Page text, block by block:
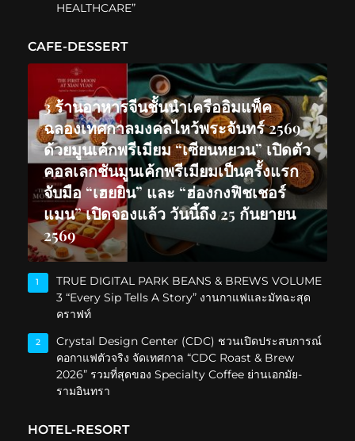
HEALTHCARE”
CAFE-DESSERT
3 ร้านอาหารจีนชั้นนำเครืออิมแพ็ค
ฉลองเทศกาลมงคลไหว้พระจันทร์ 2569
ด้วยมูนเค้กพรีเมียม “เซียนหยวน” เปิดตัว
คอลเลกชันมูนเค้กพรีเมียมเป็นครั้งแรก
จับมือ “เฮยยิน” และ “ฮ่องกงฟิชเชอร์
แมน” เปิดจองแล้ว วันนี้ถึง 25 กันยายน
2569
1
TRUE DIGITAL PARK BEANS & BREWS VOLUME
3 “Every Sip Tells A Story” งานกาแฟและมัทฉะสุด
คราฟท์
2
Crystal Design Center (CDC) ชวนเปิดประสบการณ์
คอกาแฟตัวจริง จัดเทศกาล “CDC Roast & Brew
2026” รวมที่สุดของ Specialty Coffee ย่านเอกมัย-
รามอินทรา
HOTEL-RESORT